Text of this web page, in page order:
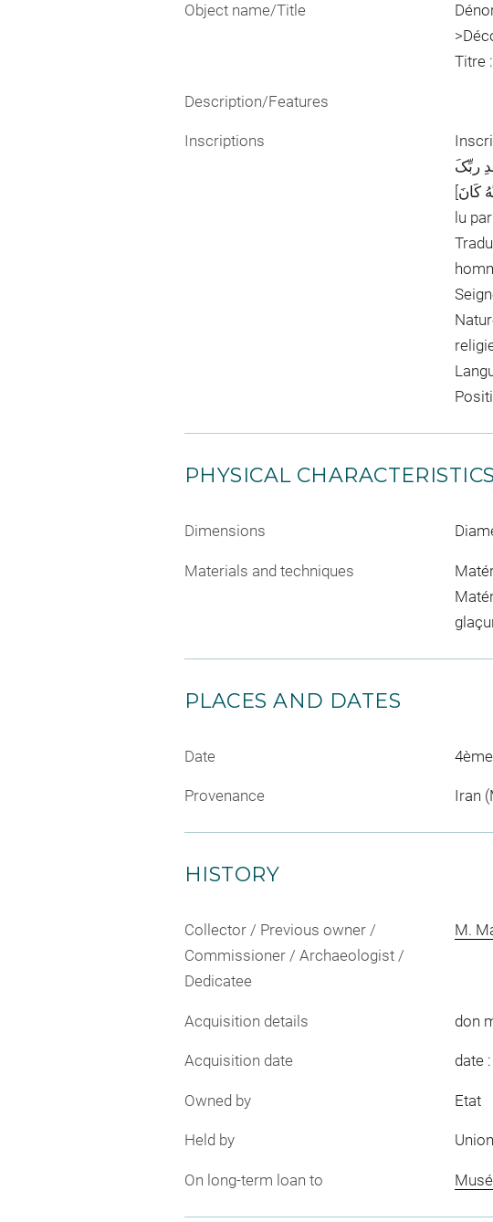
Object name/Title
Titre
Description/Features
Inscriptions
أَفْوَاجًا ﴿٢﴾ فَسَبِّحْ بِحَمْدِ ربِّکَ
کَانَ]
lu
PHYSICAL CHARACTERISTICS
Dimensions
Materials and techniques
PLACES AND DATES
Date
Provenance Iran
HISTORY
Collector / Previous owner /
Commissioner / Archaeologist /
Dedicatee
M.
Acquisition details don
Acquisition date date
Owned by Etat
Held by
On long-term loan to